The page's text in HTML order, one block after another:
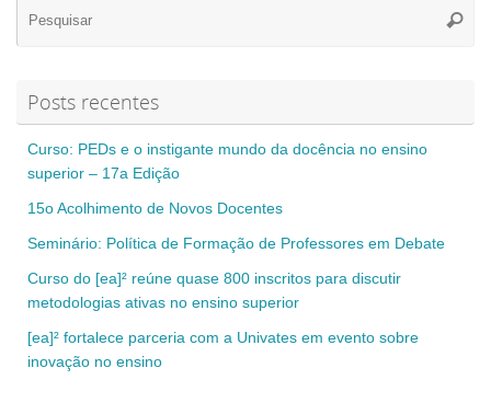
Posts recentes
Curso: PEDs e o instigante mundo da docência no ensino
superior – 17a Edição
15o Acolhimento de Novos Docentes
Seminário: Política de Formação de Professores em Debate
Curso do [ea]² reúne quase 800 inscritos para discutir
metodologias ativas no ensino superior
[ea]² fortalece parceria com a Univates em evento sobre
inovação no ensino